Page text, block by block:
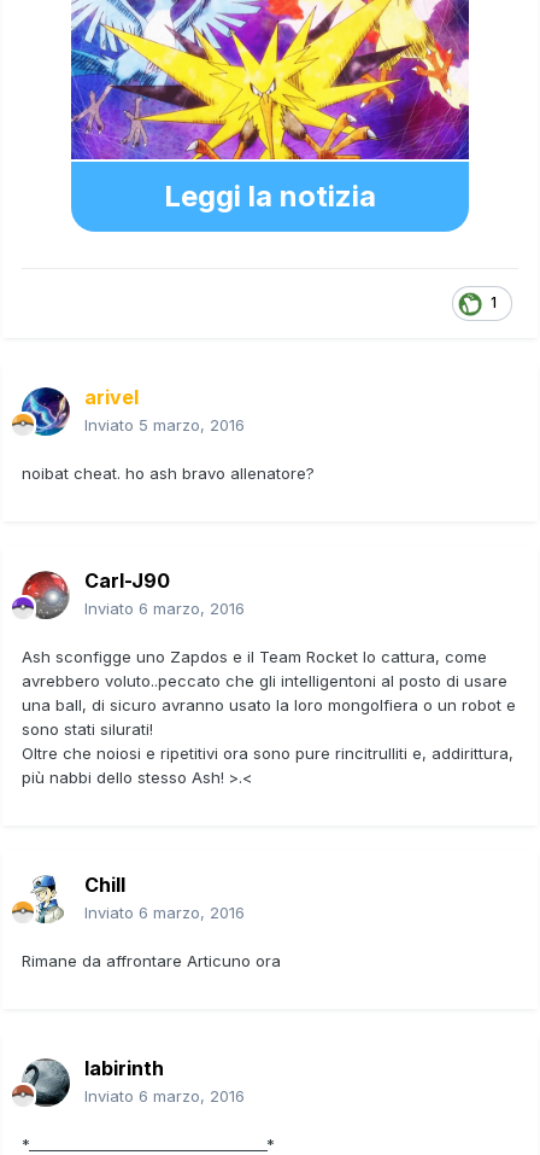
Leggi la notizia
1
arivel
Inviato 5 marzo, 2016
noibat cheat. ho ash bravo allenatore?
Carl-J90
Inviato 6 marzo, 2016
Ash sconfigge uno Zapdos e il Team Rocket lo cattura, come
avrebbero voluto..peccato che gli intelligentoni al posto di usare
una ball, di sicuro avranno usato la loro mongolfiera o un robot e
sono stati silurati!
Oltre che noiosi e ripetitivi ora sono pure rincitrulliti e, addirittura,
più nabbi dello stesso Ash! >.<
Chill
Inviato 6 marzo, 2016
Rimane da affrontare Articuno ora
labirinth
Inviato 6 marzo, 2016
*_________________________________*